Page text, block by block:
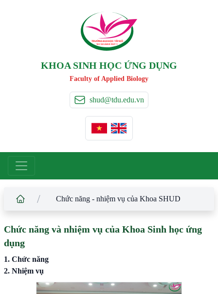
TRƯỜNG ĐẠI HỌC TÂY ĐÔ
TAY DO UNIVERSIT Y
KHOA SINH HỌC ỨNG DỤNG
Faculty of Applied Biology
shud@tdu.edu.vn
/ Chức năng - nhiệm vụ của Khoa SHUD
Chức năng và nhiệm vụ của Khoa Sinh học ứng
dụng
1. Chức năng
2. Nhiệm vụ